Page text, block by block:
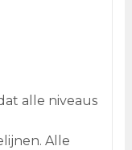
alle niveaus
Alle